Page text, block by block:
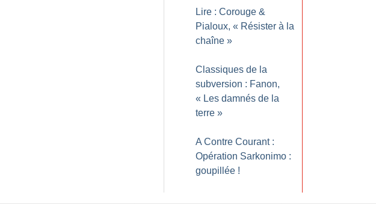
Lire : Corouge &
Pialoux, « Résister à la
chaîne »
Classiques de la
subversion : Fanon,
« Les damnés de la
terre »
A Contre Courant :
Opération Sarkonimo :
goupillée !